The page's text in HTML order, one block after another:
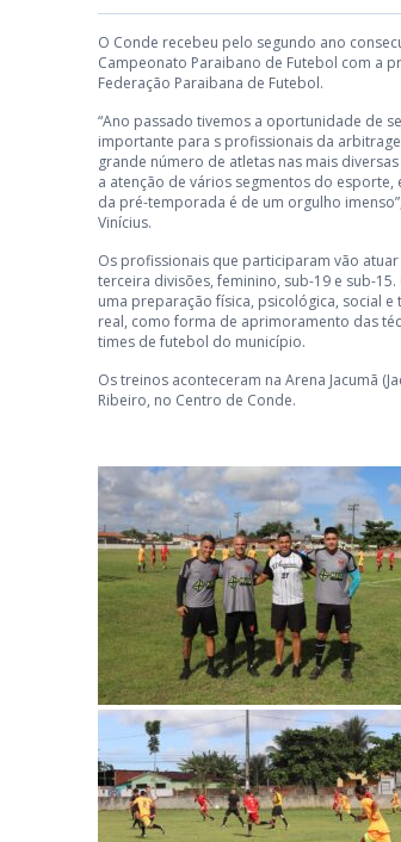
O Conde recebeu pelo segundo ano
Campeonato Paraibano de Futebol com a
Federação Paraibana de Futebol.
“Ano passado tivemos a oportunidade de
importante para s profissionais da
grande número de atletas nas mais
a atenção de vários segmentos do
da pré-temporada é de um orgulho
Vinícius.
Os profissionais que participaram vão
terceira divisões, feminino, sub-19 e sub-
uma preparação física, psicológica, social
real, como forma de aprimoramento das
times de futebol do município.
Os treinos aconteceram na Arena Jacumã
Ribeiro, no Centro de Conde.